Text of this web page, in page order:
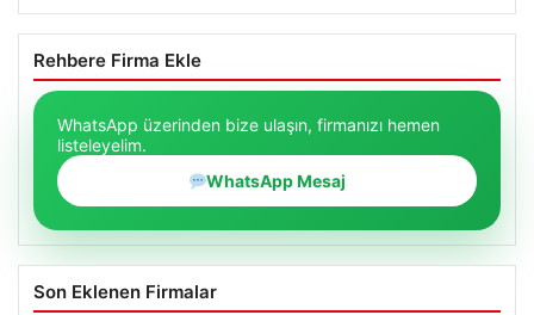
Rehbere Firma Ekle
WhatsApp üzerinden bize ulaşın, firmanızı hemen
listeleyelim.
WhatsApp Mesaj
Son Eklenen Firmalar